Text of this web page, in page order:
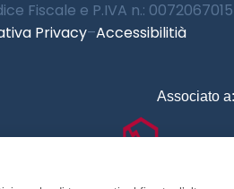
Fiscale e P.IVA n.:
Privacy–Accessibilitià
Associato a: